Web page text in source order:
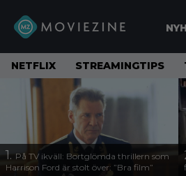
NETFLIX STREAMINGTIPS
1. På TV ikväll: Bortglömda thrillern som
Harrison Ford är stolt över: ”Bra film”